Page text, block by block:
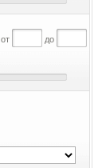
от до